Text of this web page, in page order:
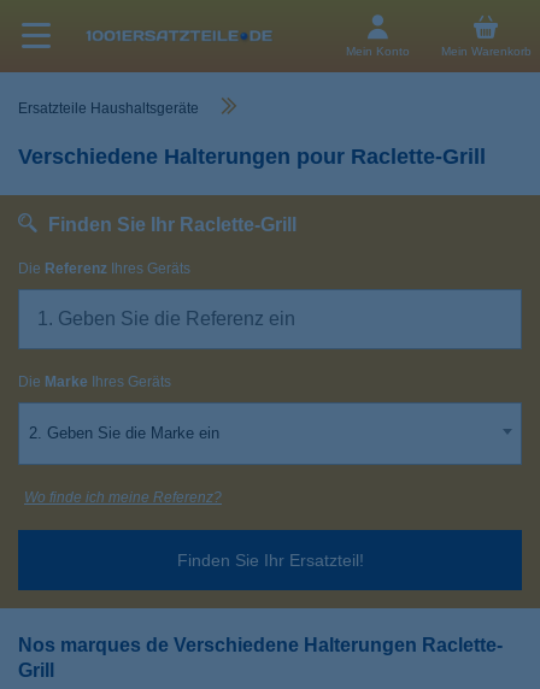
Mein Konto Mein Warenkorb
Ersatzteile Haushaltsgeräte
Verschiedene Halterungen pour Raclette-Grill
Finden Sie Ihr Raclette-Grill
Die Referenz Ihres Geräts
Die Marke Ihres Geräts
2. Geben Sie die Marke ein
Finden Sie Ihr Ersatzteil!
Wo finde ich meine Referenz?
Nos marques de Verschiedene Halterungen Raclette-
Grill